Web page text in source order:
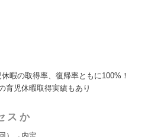
暇の取得率、復帰率ともに100%！
育児休暇取得実績もあり
スか